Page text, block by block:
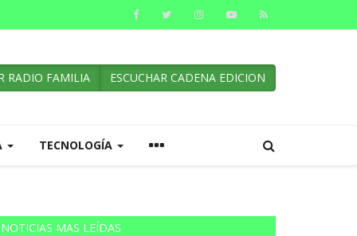
RADIO FAMILIA ESCUCHAR CADENA EDICION
TECNOLOGÍA
NOTICIAS MAS LEÍDAS